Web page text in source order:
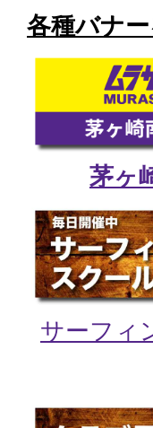
各種バナ
茅ヶ
サーフィ